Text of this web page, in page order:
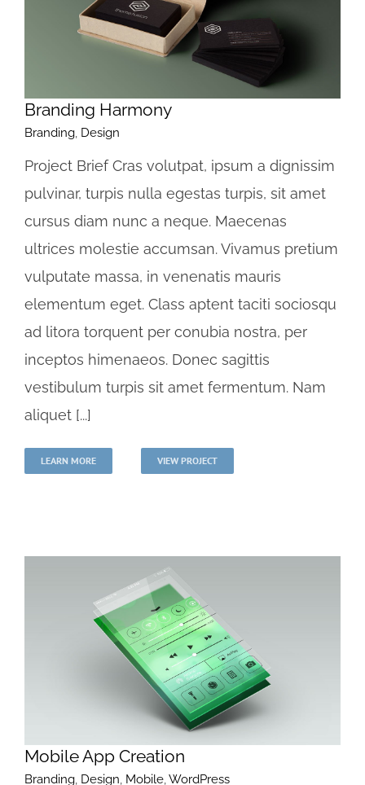
Branding Harmony
Branding, Design
Project Brief Cras volutpat, ipsum a dignissim
pulvinar, turpis nulla egestas turpis, sit amet
cursus diam nunc a neque. Maecenas
ultrices molestie accumsan. Vivamus pretium
vulputate massa, in venenatis mauris
elementum eget. Class aptent taciti sociosqu
ad litora torquent per conubia nostra, per
inceptos himenaeos. Donec sagittis
vestibulum turpis sit amet fermentum. Nam
aliquet [...]
LEARN MORE VIEW PROJECT
Mobile App Creation
Branding, Design, Mobile,WordPress